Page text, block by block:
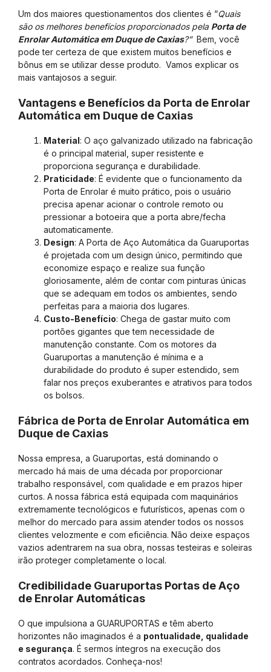
Um dos maiores questionamentos dos clientes é “Quais
são os melhores benefícios proporcionados pela Porta de
Enrolar Automática em Duque de Caxias?” Bem, você
pode ter certeza de que existem muitos benefícios e
bônus em se utilizar desse produto. Vamos explicar os
mais vantajosos a seguir.
Vantagens e Benefícios da Porta de Enrolar
Automática em Duque de Caxias
Material: O aço galvanizado utilizado na fabricação
é o principal material, super resistente e
proporciona segurança e durabilidade.
Praticidade: É evidente que o funcionamento da
Porta de Enrolar é muito prático, pois o usuário
precisa apenar acionar o controle remoto ou
pressionar a botoeira que a porta abre/fecha
automaticamente.
Design: A Porta de Aço Automática da Guaruportas
é projetada com um design único, permitindo que
economize espaço e realize sua função
gloriosamente, além de contar com pinturas únicas
que se adequam em todos os ambientes, sendo
perfeitas para a maioria dos lugares.
Custo-Benefício: Chega de gastar muito com
portões gigantes que tem necessidade de
manutenção constante. Com os motores da
Guaruportas a manutenção é mínima e a
durabilidade do produto é super estendido, sem
falar nos preços exuberantes e atrativos para todos
os bolsos.
Fábrica de Porta de Enrolar Automática em
Duque de Caxias
Nossa empresa, a Guaruportas, está dominando o
mercado há mais de uma década por proporcionar
trabalho responsável, com qualidade e em prazos hiper
curtos. A nossa fábrica está equipada com maquinários
extremamente tecnológicos e futurísticos, apenas com o
melhor do mercado para assim atender todos os nossos
clientes velozmente e com eficiência. Não deixe espaços
vazios adentrarem na sua obra, nossas testeiras e soleiras
irão proteger completamente o local.
Credibilidade Guaruportas Portas de Aço
de Enrolar Automáticas
O que impulsiona a GUARUPORTAS e têm aberto
horizontes não imaginados é a pontualidade, qualidade
e segurança. É sermos íntegros na execução dos
contratos acordados. Conheça-nos!